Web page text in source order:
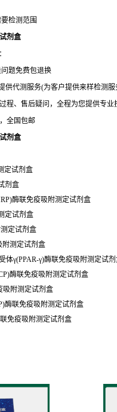
检测范围
剂盒
题免费包退换
供代测服务(为客户提供来样检测
程、售后疑问，全程为您提供专业
全国包邮
剂盒
定试剂盒
剂盒
酶联免疫吸附测定试剂盒
定试剂盒
定试剂盒
附测定试剂盒
体γ(PPAR-γ)酶联免疫吸附测定试
酶联免疫吸附测定试剂盒
吸附测定试剂盒
酶联免疫吸附测定试剂盒
免疫吸附测定试剂盒